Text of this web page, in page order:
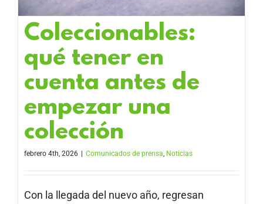
Coleccionables:
qué tener en
cuenta antes de
empezar una
colección
febrero 4th, 2026 Comunicados de prensa, Noticias
Con la llegada del nuevo año, regresan